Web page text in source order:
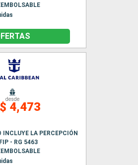
desde
4,473
INCLUYE LA PERCEPCIÓN
- RG 5463